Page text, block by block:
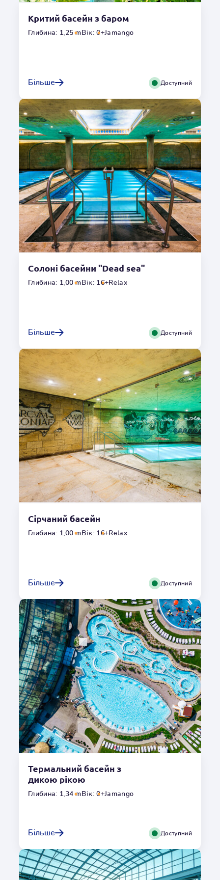
Калій має величезне значення для правильного
функціонування нервової та м’язової системи. Купання у
басейні з калієвою водою ідеально підходить для
відновлення та зменшення наслідків втоми, знижуючи
артеріальний тиск і зменшуючи ризик кардіологічних
захворювань.
Місцезнаходження
Всередині
Глибина
1,00m
Гідромасаж
Ні
Температура
34oC
Критий басейн з баром
Глибина: 1,25 mВік: 0+Jamango
Більше Доступний
Час освіжитися! Зазирніть до бару, щоб випити напою
або кави, не перериваючи релаксації у воді.
Місцезнаходження
Всередині
Глибина
1,25m
Гідромасаж
Ні
Температура
32oC
Умови користування
Солоні басейни "Dead sea"
Глибина: 1,00 mВік: 16+Relax
Більше Доступний
Багата мінералами солона вода благотворно впливає на
систему кровообігу та регенерує шкіру. Це також
ідеальне місце для відпочинку після дня, сповненого
активності та вражень.
Місцезнаходження
Всередині
Глибина
1,00m
Гідромасаж
Ні
Температура
34oC
Умови користування
Сірчаний басейн
Глибина: 1,00 mВік: 16+Relax
Більше Доступний
Сірчані ванни - ідеальний вибір для тих, хто бореться з
ревматоїдними захворюваннями та проблемами
суглобів. Сприятливий вплив цієї природної води сприяє
регенерації та зміцненню імунітету.
Місцезнаходження
Термальний басейн з
дикою рікою
Глибина: 1,34 mВік: 0+Jamango
Більше Доступний